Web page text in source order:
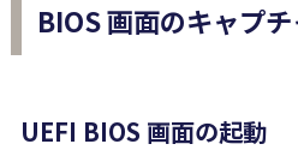
BIOS 画面のキャプ
UEFI BIOS 画面の起動